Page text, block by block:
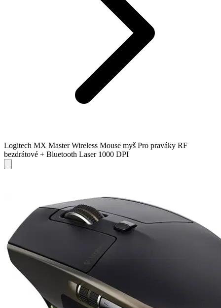
Logitech MX Master Wireless Mouse myš Pro praváky RF
bezdrátové + Bluetooth Laser 1000 DPI